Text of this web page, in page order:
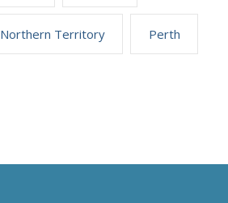
Northern Territory Perth